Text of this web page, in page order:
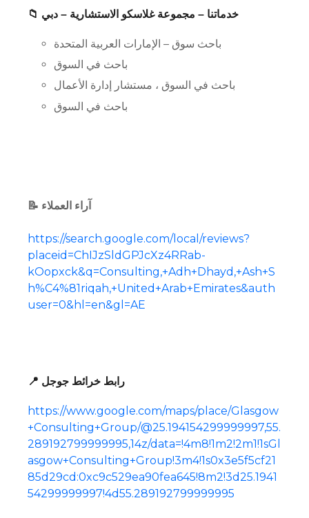
📁 خدماتنا – مجموعة غلاسكو الاستشارية – دبي
باحث سوق – الإمارات العربية المتحدة
باحث في السوق
باحث في السوق ، مستشار إدارة الأعمال
باحث في السوق
📝 آراء العملاء
https://search.google.com/local/reviews?
placeid=ChIJzSldGPJcXz4RRab-
kOopxck&q=Consulting,+Adh+Dhayd,+Ash+S
h%C4%81riqah,+United+Arab+Emirates&auth
user=0&hl=en&gl=AE
📍 رابط خرائط جوجل
https://www.google.com/maps/place/Glasgow
+Consulting+Group/@25.194154299999997,55.
289192799999995,14z/data=!4m8!1m2!2m1!1sGl
asgow+Consulting+Group!3m4!1s0x3e5f5cf21
85d29cd:0xc9c529ea90fea645!8m2!3d25.1941
54299999997!4d55.289192799999995